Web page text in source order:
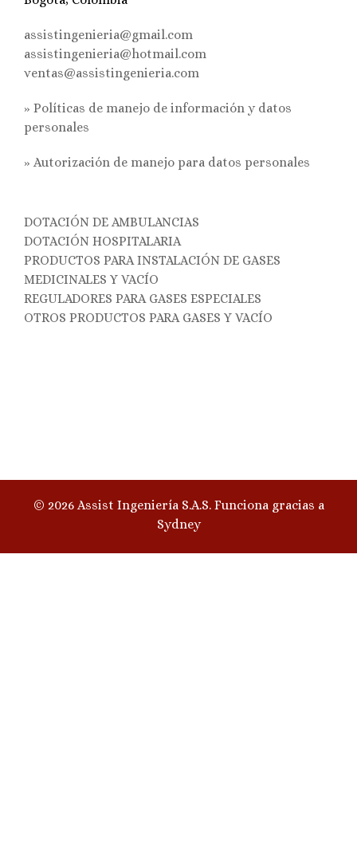
assistingenieria@gmail.com
assistingenieria@hotmail.com
ventas@assistingenieria.com
» Políticas de manejo de información y datos
personales
» Autorización de manejo para datos personales
DOTACIÓN DE AMBULANCIAS
DOTACIÓN HOSPITALARIA
PRODUCTOS PARA INSTALACIÓN DE GASES
MEDICINALES Y VACÍO
REGULADORES PARA GASES ESPECIALES
OTROS PRODUCTOS PARA GASES Y VACÍO
© 2026 Assist Ingeniería S.A.S. Funciona gracias a
Sydney